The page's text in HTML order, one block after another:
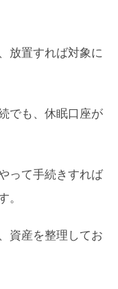
放置すれば対象に
でも、休眠口座が
って手続きすれば
資産を整理してお